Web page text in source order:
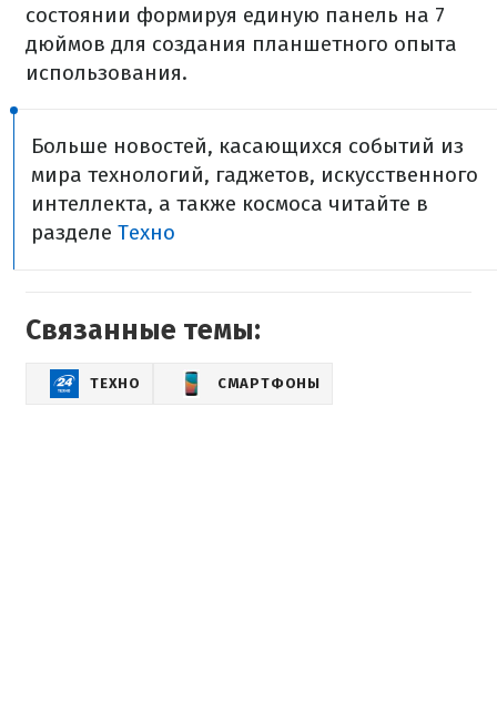
состоянии формируя единую панель на 7
дюймов для создания планшетного опыта
использования.
Больше новостей, касающихся событий из
мира технологий, гаджетов, искусственного
интеллекта, а также космоса читайте в
разделе Техно
Связанные темы:
ТЕХНО СМАРТФОНЫ